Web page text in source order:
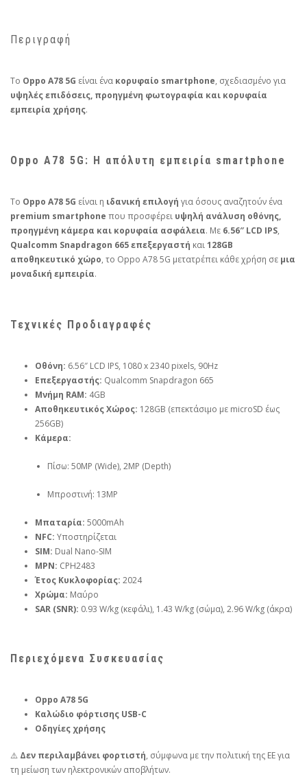
Περιγραφή
Το Oppo A78 5G είναι ένα κορυφαίο smartphone, σχεδιασμένο για
υψηλές επιδόσεις, προηγμένη φωτογραφία και κορυφαία
εμπειρία χρήσης.
Oppo A78 5G: Η απόλυτη εμπειρία smartphone
Το Oppo A78 5G είναι η ιδανική επιλογή για όσους αναζητούν ένα
premium smartphone που προσφέρει υψηλή ανάλυση οθόνης,
προηγμένη κάμερα και κορυφαία ασφάλεια. Με 6.56″ LCD IPS,
Qualcomm Snapdragon 665 επεξεργαστή και128GB
αποθηκευτικό χώρο, το Oppo A78 5G μετατρέπει κάθε χρήση σε μια
μοναδική εμπειρία.
Τεχνικές Προδιαγραφές
Οθόνη: 6.56″ LCD IPS, 1080 x 2340 pixels, 90Hz
Επεξεργαστής: Qualcomm Snapdragon 665
Μνήμη RAM: 4GB
Αποθηκευτικός Χώρος: 128GB (επεκτάσιμο με microSD έως
256GB)
Κάμερα:
Πίσω: 50MP (Wide), 2MP (Depth)
Μπροστινή: 13MP
Μπαταρία: 5000mAh
NFC: Υποστηρίζεται
SIM: Dual Nano-SIM
MPN: CPH2483
Έτος Κυκλοφορίας: 2024
Χρώμα: Μαύρο
SAR (SNR): 0.93 W/kg (κεφάλι), 1.43 W/kg (σώμα), 2.96 W/kg (άκρα)
Περιεχόμενα Συσκευασίας
Oppo A78 5G
Καλώδιο φόρτισης USB-C
Οδηγίες χρήσης
⚠️ Δεν περιλαμβάνει φορτιστή, σύμφωνα με την πολιτική της ΕΕ για
τη μείωση των ηλεκτρονικών αποβλήτων.